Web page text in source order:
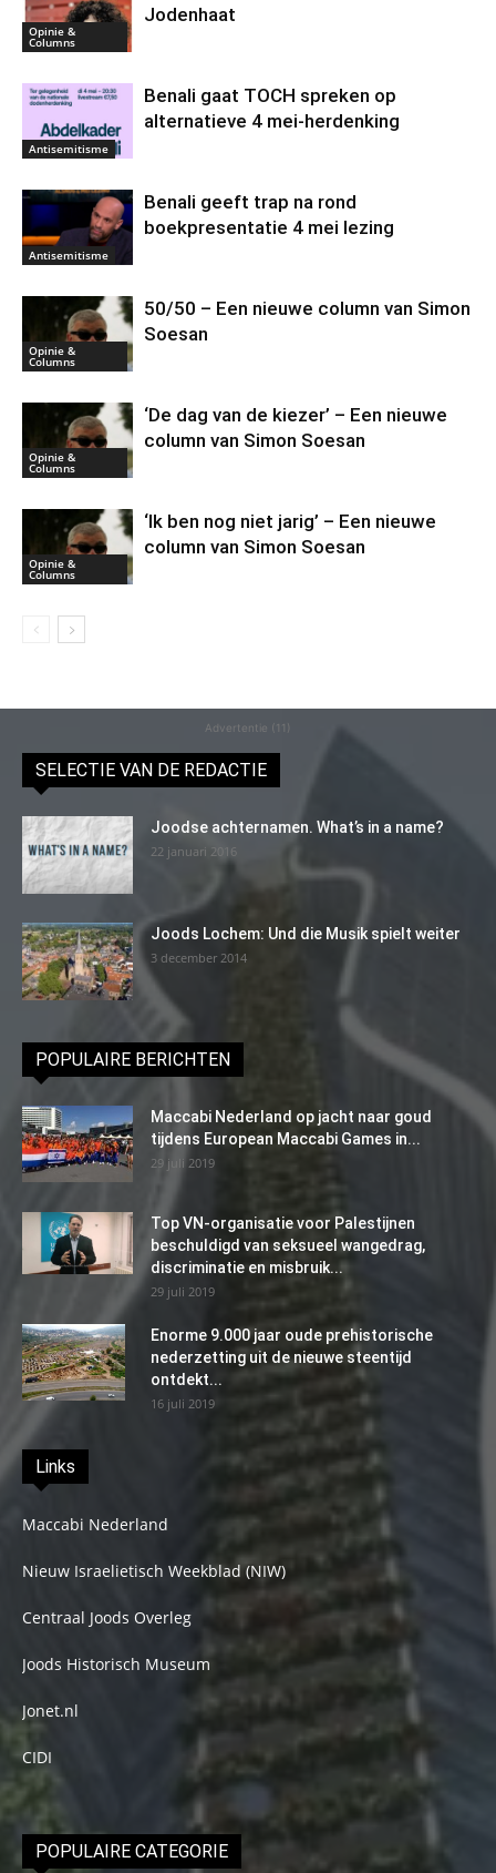
Opinie &
Columns
Jodenhaat
Antisemitisme
Benali gaat TOCH spreken op
alternatieve 4 mei-herdenking
Antisemitisme
Benali geeft trap na rond
boekpresentatie 4 mei lezing
Opinie &
Columns
50/50 – Een nieuwe column van Simon
Soesan
Opinie &
Columns
‘De dag van de kiezer’ – Een nieuwe
column van Simon Soesan
Opinie &
Columns
‘Ik ben nog niet jarig’ – Een nieuwe
column van Simon Soesan
Advertentie (11)
SELECTIE VAN DE REDACTIE
Joodse achternamen. What’s in a name?
22 januari 2016
Joods Lochem: Und die Musik spielt weiter
3 december 2014
POPULAIRE BERICHTEN
Maccabi Nederland op jacht naar goud
tijdens European Maccabi Games in...
29 juli 2019
Top VN-organisatie voor Palestijnen
beschuldigd van seksueel wangedrag,
discriminatie en misbruik...
29 juli 2019
Enorme 9.000 jaar oude prehistorische
nederzetting uit de nieuwe steentijd
ontdekt...
16 juli 2019
Links
Maccabi Nederland
Nieuw Israelietisch Weekblad (NIW)
Centraal Joods Overleg
Joods Historisch Museum
Jonet.nl
CIDI
POPULAIRE CATEGORIE